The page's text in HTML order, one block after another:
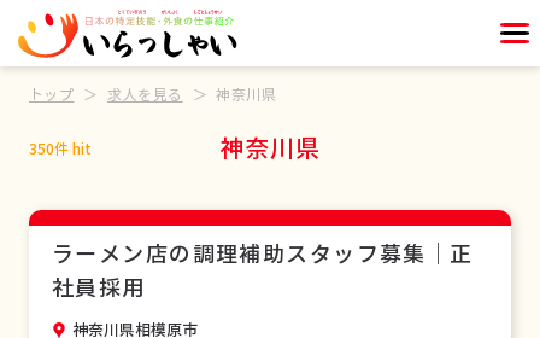
トップ 求人を見る 神奈川県
神奈川県
350件 hit
ラーメン店の調理補助スタッフ募集｜正
社員採用
神奈川県相模原市